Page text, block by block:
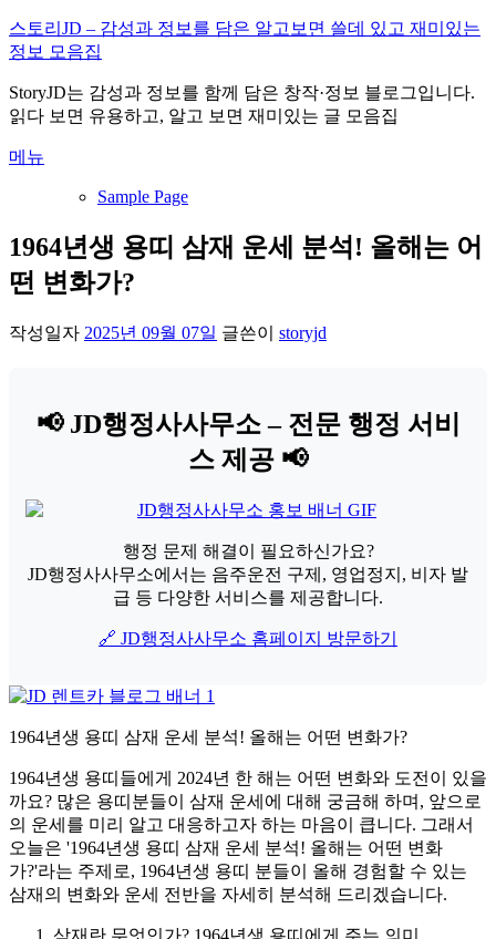
내
용
로
바
가
스토리JD – 감성과 정보를 담은 알고보면 쓸데 있고 재미있는
정보 모음집
StoryJD는 감성과 정보를 함께 담은 창작·정보 블로그입니다.
읽다 보면 유용하고, 알고 보면 재미있는 글 모음집
메뉴
Sample Page
1964년생 용띠 삼재 운세 분석! 올해는 어
떤 변화가?
작성일자 2025년 09월 07일 글쓴이 storyjd
📢 JD행정사사무소 – 전문 행정 서비
스 제공 📢
행정 문제 해결이 필요하신가요?
JD행정사사무소에서는 음주운전 구제, 영업정지, 비자 발
급 등 다양한 서비스를 제공합니다.
🔗 JD행정사사무소 홈페이지 방문하기
1964년생 용띠 삼재 운세 분석! 올해는 어떤 변화가?
1964년생 용띠들에게 2024년 한 해는 어떤 변화와 도전이 있을
까요? 많은 용띠분들이 삼재 운세에 대해 궁금해 하며, 앞으로
의 운세를 미리 알고 대응하고자 하는 마음이 큽니다. 그래서
오늘은 '1964년생 용띠 삼재 운세 분석! 올해는 어떤 변화
가?'라는 주제로, 1964년생 용띠 분들이 올해 경험할 수 있는
삼재의 변화와 운세 전반을 자세히 분석해 드리겠습니다.
삼재란 무엇인가? 1964년생 용띠에게 주는 의미